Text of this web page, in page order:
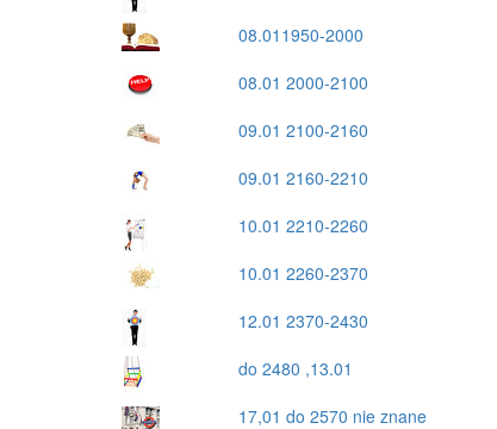
08.011950-2000
08.01 2000-2100
09.01 2100-2160
09.01 2160-2210
10.01 2210-2260
10.01 2260-2370
12.01 2370-2430
do 2480 ,13.01
17,01 do 2570 nie znane